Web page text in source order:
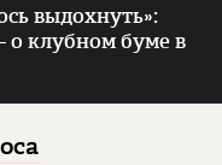
выдохнуть»:
о клубном буме в